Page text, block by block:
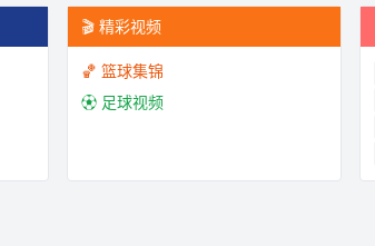
🎬 精彩视频
🏀 篮球集锦
⚽ 足球视频